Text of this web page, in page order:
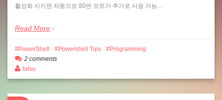
활성화 시키면 자동으로 80번 포트가 추가로 사용 가능…
Read More
PowerShell Powershell Tips
Programming
2 comments
talsu